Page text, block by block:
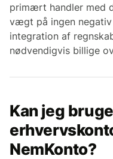
primært handler med
vægt på ingen
integration af
nødvendigvis billige
Kan jeg
NemKonto?